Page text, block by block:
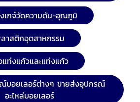
เกจ์วัดความดัน-อุณภูมิ
าสติกอุตสาหกรรม
แท่งแก้วและแท่งแก้ว
บอยเลอร์ต่างๆ ขายส่งอุปกรณ์
อะไหล่บอยเลอร์